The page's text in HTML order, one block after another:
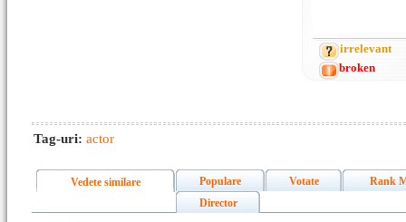
irrelevant
broken
Tag-uri: actor
Vedete similare Populare Votate
Rank
Director